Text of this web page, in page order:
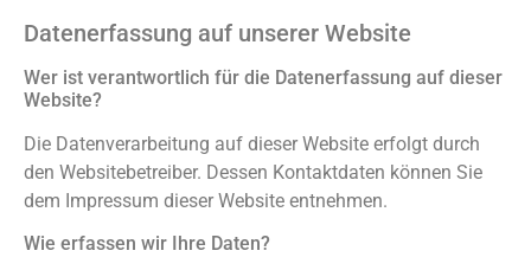
Datenerfassung auf unserer Website
Wer ist verantwortlich für die Datenerfassung auf dieser
Website?
Die Datenverarbeitung auf dieser Website erfolgt durch
den Websitebetreiber. Dessen Kontaktdaten können Sie
dem Impressum dieser Website entnehmen.
Wie erfassen wir Ihre Daten?